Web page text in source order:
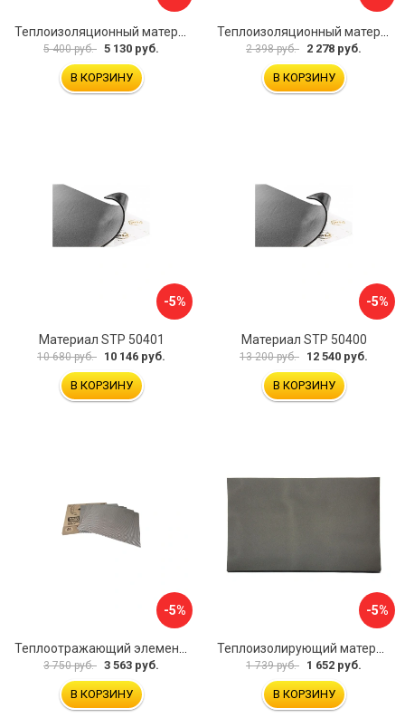
5 400 руб. 5 130 руб.
В КОРЗИНУ
2 398 руб. 2 278 руб.
В КОРЗИНУ
-5%
Материал STP 50401
10 680 руб. 10 146 руб.
В КОРЗИНУ
-5%
Материал STP 50400
13 200 руб. 12 540 руб.
В КОРЗИНУ
-5%
3 750 руб. 3 563 руб.
В КОРЗИНУ
-5%
1 739 руб. 1 652 руб.
В КОРЗИНУ